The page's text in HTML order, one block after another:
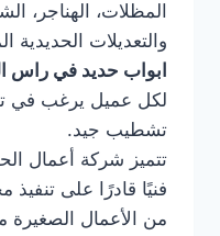
المظلات، الهناجر،
والتعديلات الحديدية
ابواب حديد في راس
لكل عميل يرغب في
تشطيب جيد.
تتميز شركة أعمال
فنيًا قادرًا على تنفيذ
من الأعمال الصغيرة